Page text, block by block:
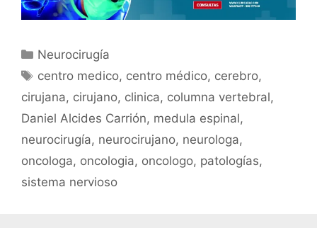
Neurocirugía
centro medico, centro médico, cerebro,
cirujana, cirujano, clinica, columna vertebral,
Daniel Alcides Carrión, medula espinal,
neurocirugía, neurocirujano, neurologa,
oncologa, oncologia, oncologo, patologías,
sistema nervioso